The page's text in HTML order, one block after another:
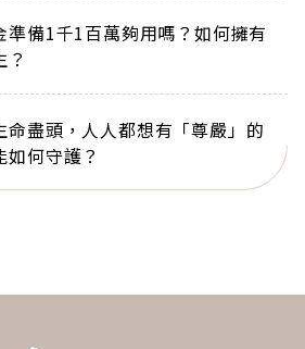
準備1千1百萬夠用嗎？如何擁有
？
命盡頭，人人都想有「尊嚴」的
何守護？